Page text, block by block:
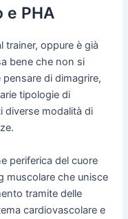
e PHA
trainer, oppure è già
bene che non si
di dimagrire,
tipologie di
diverse modalità di
periferica del cuore
muscolare che unisce
tramite delle
cardiovascolare e